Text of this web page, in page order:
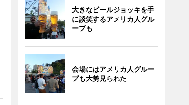
大きなビールジョッキを手
に談笑するアメリカ人グル
ープも
会場にはアメリカ人グルー
プも大勢見られた